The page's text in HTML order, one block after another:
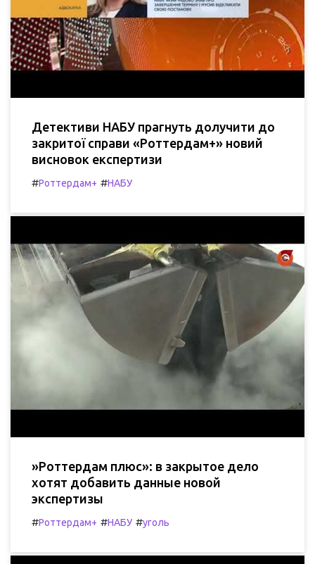
Детективи НАБУ прагнуть долучити до
закритої справи «Роттердам+» новий
висновок експертизи
#Роттердам+ #НАБУ
»Роттердам плюс»: в закрытое дело
хотят добавить данные новой
экспертизы
#Роттердам+ #НАБУ #уголь